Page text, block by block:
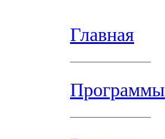
Главная
Программы